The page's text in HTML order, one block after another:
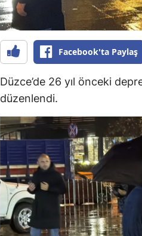
Facebook'ta Paylaş
Düzce’de 26 yıl önceki
düzenlendi.